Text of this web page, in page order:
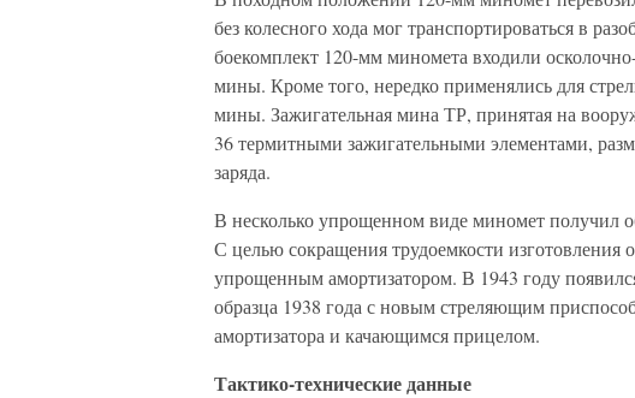
без колесного хода мог транспортироваться в
боекомплект 120-мм миномета входили
мины. Кроме того, нередко применялись для
мины. Зажигательная мина ТР, принятая на
36 термитными зажигательными элементами,
заряда.
В несколько упрощенном виде миномет получил
С целью сокращения трудоемкости изготовления
упрощенным амортизатором. В 1943 году
образца 1938 года с новым стреляющим
амортизатора и качающимся прицелом.
Тактико-технические данные